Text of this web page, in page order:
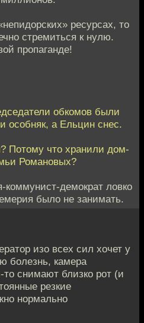
ресурсах, то
стремиться к нулю.
пропаганде!
обкомов были
особняк, а Ельцин снес.
Потому что хранили дом-
Романовых?
коммунист-демократ ловко
было не занимать.
изо всех сил хочет у
болезнь, камера
то снимают близко рот (и
резкие
нормально